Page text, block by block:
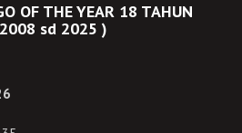
OF THE YEAR 18 TAHUN
sd 2025 )